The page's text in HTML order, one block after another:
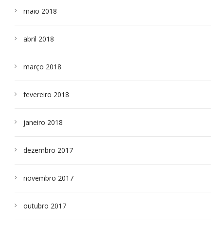
maio 2018
abril 2018
março 2018
fevereiro 2018
janeiro 2018
dezembro 2017
novembro 2017
outubro 2017